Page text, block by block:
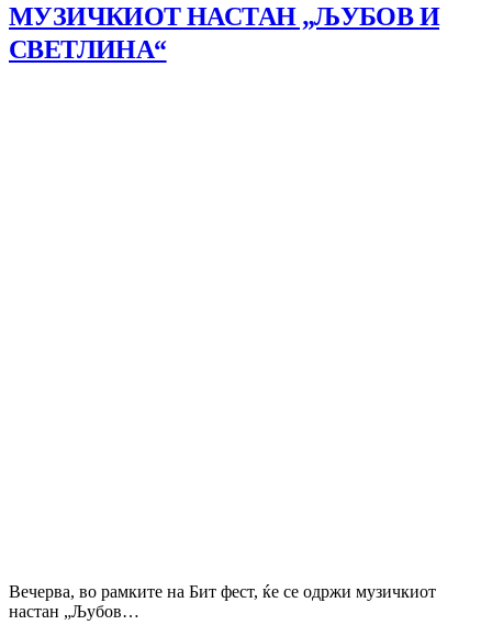
МУЗИЧКИОТ НАСТАН „ЉУБОВ И
СВЕТЛИНА“
Вечерва, во рамките на Бит фест, ќе се одржи музичкиот
настан „Љубов…